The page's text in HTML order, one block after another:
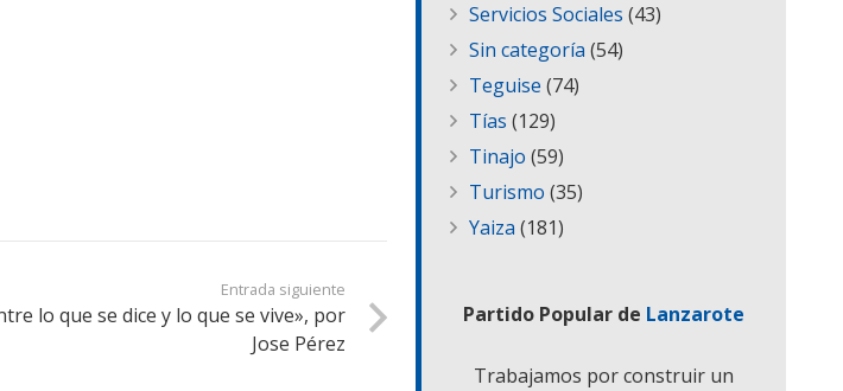
Entrada siguiente
lo que se dice y lo que se vive», por
Jose Pérez
Servicios Sociales (43)
Sin categoría (54)
Teguise (74)
Tías (129)
Tinajo (59)
Turismo (35)
Yaiza (181)
Partido Popular de Lanzarote
Trabajamos por construir un